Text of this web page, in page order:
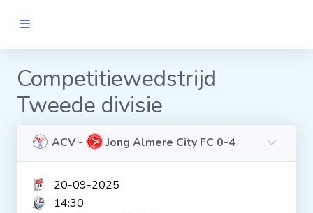
Clubs
Wedstrijden
Statistieken
Competitiewedstrijd
Tweede divisie
ACV - Jong Almere City FC 0-4
20-09-2025
14:30